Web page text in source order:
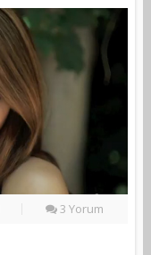
3 Yorum